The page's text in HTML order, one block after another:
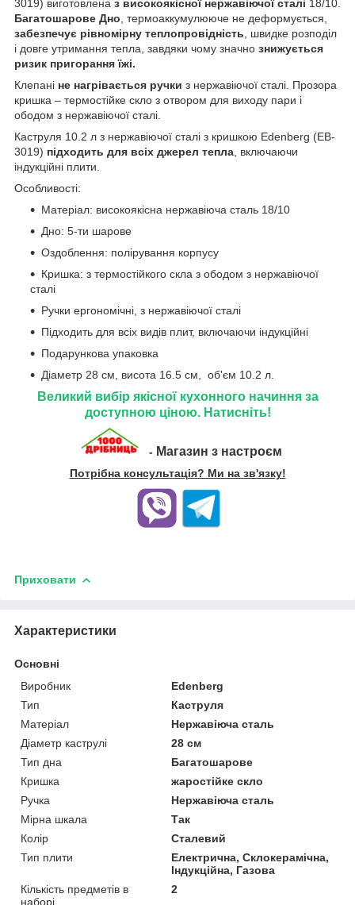
3019) виготовлена з високоякісної нержавіючої сталі 18/10.
Багатошарове Дно , термоаккумулююче не деформується,
забезпечує рівномірну теплопровідність , швидке розподіл
і довге утримання тепла, завдяки чому значно знижується
ризик пригорання їжі.
Клепані не нагрівається ручки з нержавіючої сталі. Прозора
кришка – термостійке скло з отвором для виходу пари і
ободом з нержавіючої сталі.
Каструля 10.2 л з нержавіючої сталі з кришкою Edenberg (EB-
3019) підходить для всіх джерел тепла , включаючи
індукційні плити.
Особливості:
Матеріал: високоякісна нержавіюча сталь 18/10
Дно: 5-ти шарове
Оздоблення: полірування корпусу
Кришка: з термостійкого скла з ободом з нержавіючої
сталі
Ручки ергономічні, з нержавіючої сталі
Підходить для всіх видів плит, включаючи індукційні
Подарункова упаковка
Діаметр 28 см, висота 16.5 см, об'єм 10.2 л.
Великий вибір якісної кухонного начиння за
доступною ціною. Натисніть!
- Магазин з настроєм
Потрібна консультація? Ми на зв'язку!
Приховати
Характеристики
Основні
Виробник
Edenberg
Тип
Каструля
Матеріал
Нержавіюча сталь
Діаметр каструлі
28 см
Тип дна
Багатошарове
Кришка
жаростійке скло
Ручка
Нержавіюча сталь
Мірна шкала
Так
Колір
Сталевий
Тип плити
Електрична, Склокерамічна,
Індукційна, Газова
Кількість предметів в
наборі
2